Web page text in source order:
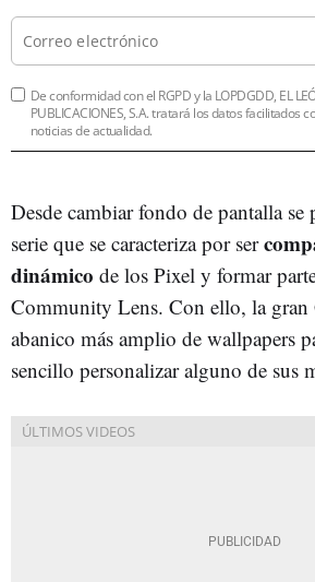
De conformidad con el RGPD y la LOPDGDD, EL
PUBLICACIONES, S.A. tratará los datos facilitados
noticias de actualidad.
Desde cambiar fondo de pantalla se
serie que se caracteriza por ser
dinámico de los Pixel y formar
Community Lens. Con ello, la gran
abanico más amplio de wallpapers
sencillo personalizar alguno de sus